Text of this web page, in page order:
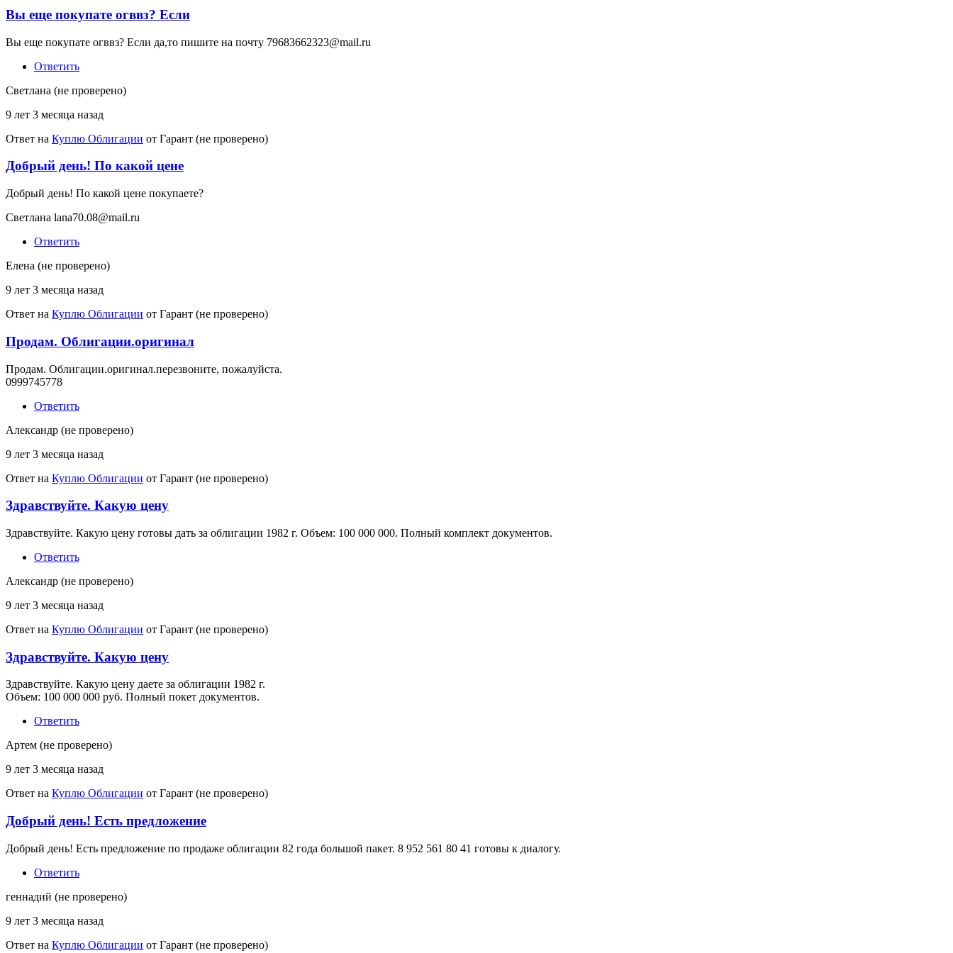
Вы еще покупате огввз? Если
Вы еще покупате огввз? Если да,то пишите на почту 79683662323@mail.ru
Ответить
Светлана (не проверено)
9 лет 3 месяца назад
Ответ на Куплю Облигации от Гарант (не проверено)
Добрый день! По какой цене
Добрый день! По какой цене покупаете?
Светлана lana70.08@mail.ru
Ответить
Елена (не проверено)
9 лет 3 месяца назад
Ответ на Куплю Облигации от Гарант (не проверено)
Продам. Облигации.оригинал
Продам. Облигации.оригинал.перезвоните, пожалуйста.
0999745778
Ответить
Александр (не проверено)
9 лет 3 месяца назад
Ответ на Куплю Облигации от Гарант (не проверено)
Здравствуйте. Какую цену
Здравствуйте. Какую цену готовы дать за облигации 1982 г. Объем: 100 000 000. Полный комплект документов.
Ответить
Александр (не проверено)
9 лет 3 месяца назад
Ответ на Куплю Облигации от Гарант (не проверено)
Здравствуйте. Какую цену
Здравствуйте. Какую цену даете за облигации 1982 г.
Объем: 100 000 000 руб. Полный покет документов.
Ответить
Артем (не проверено)
9 лет 3 месяца назад
Ответ на Куплю Облигации от Гарант (не проверено)
Добрый день! Есть предложение
Добрый день! Есть предложение по продаже облигации 82 года большой пакет. 8 952 561 80 41 готовы к диалогу.
Ответить
геннадий (не проверено)
9 лет 3 месяца назад
Ответ на Куплю Облигации от Гарант (не проверено)